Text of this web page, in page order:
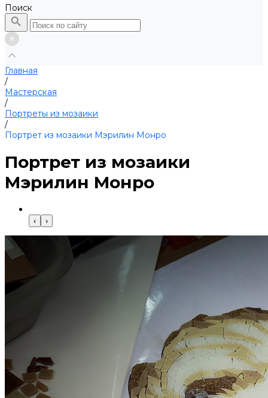
Поиск
Главная
/
Мастерская
/
Портреты из мозаики
/
Портрет из мозаики Мэрилин Монро
Портрет из мозаики
Мэрилин Монро
‹ ›